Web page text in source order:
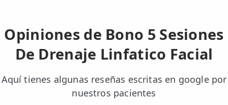
Opiniones de Bono 5 Sesiones
De Drenaje Linfatico Facial
Aquí tienes algunas reseñas escritas en google por
nuestros pacientes